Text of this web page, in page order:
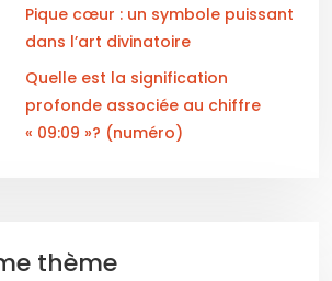
Pique cœur : un symbole puissant
dans l’art divinatoire
Quelle est la signification
profonde associée au chiffre
« 09:09 »? (numéro)
thème